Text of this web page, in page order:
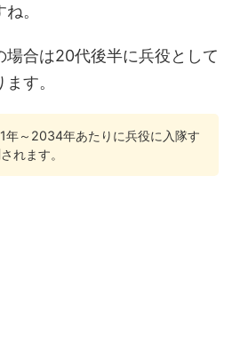
。
場合は20代後半に兵役として
す。
年～2034年あたりに兵役に入隊す
れます。